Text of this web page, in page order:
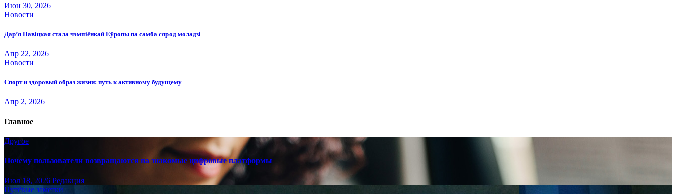
Июн 30, 2026
Новости
Дар’я Навіцкая стала чэмпіёнкай Еўропы па самба сярод моладзі
Апр 22, 2026
Новости
Спорт и здоровый образ жизни: путь к активному будущему
Апр 2, 2026
Главное
Другое
Почему пользователи возвращаются на знакомые цифровые платформы
Июл 18, 2026 Редакция
Путёвые заметки